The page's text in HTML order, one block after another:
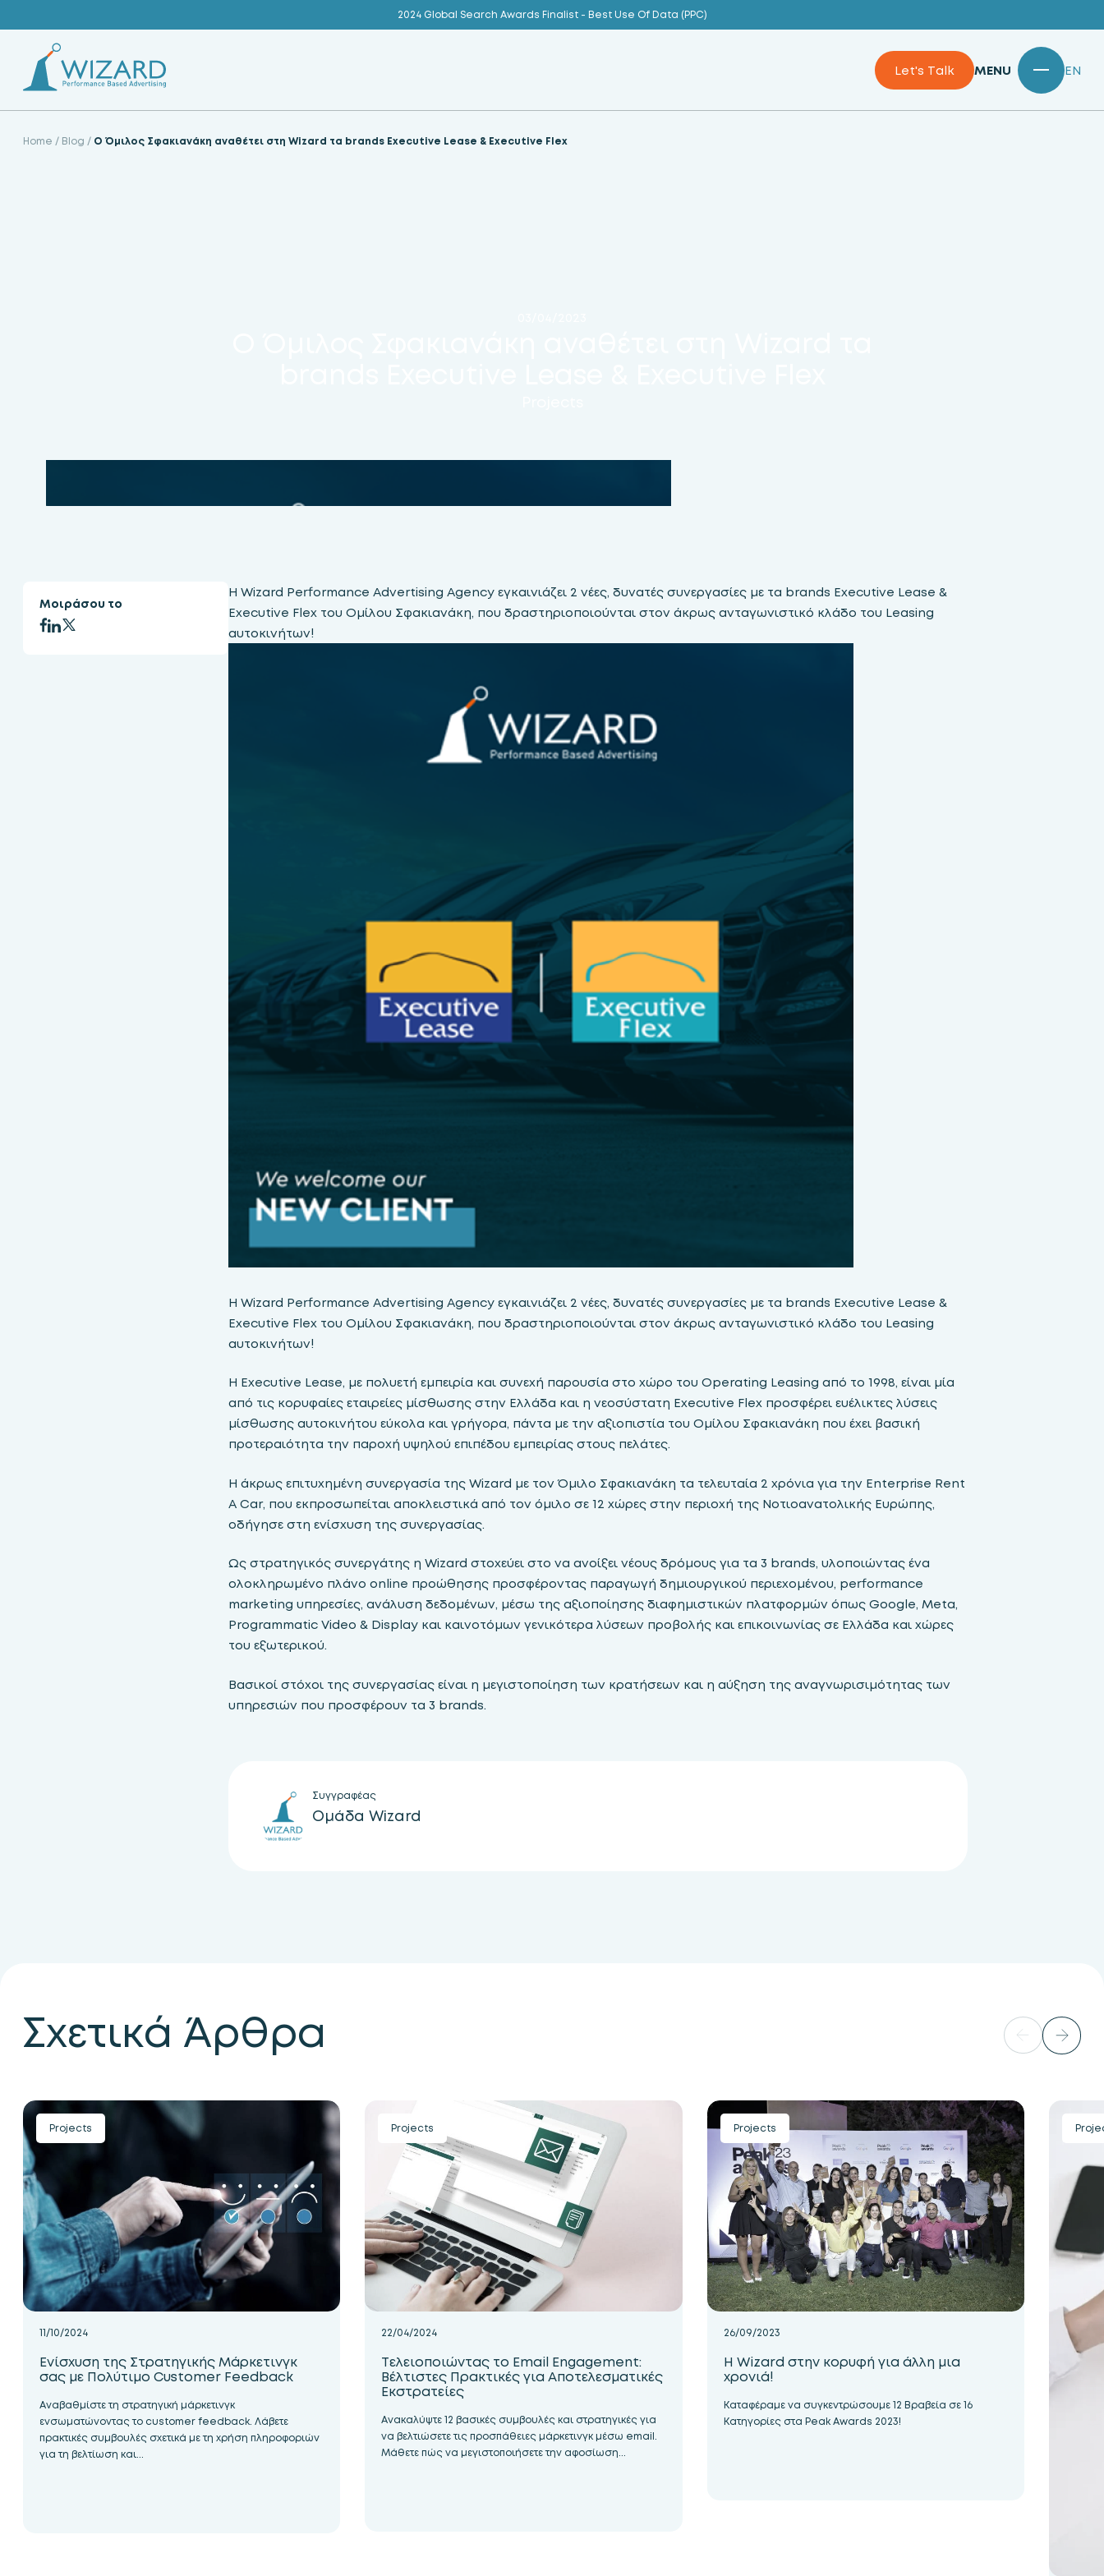
to
content
2024 Global Search Awards Finalist - Best Use Of Data (PPC)
Let's Talk MENU EN
Home / Blog / O Όμιλος Σφακιανάκη αναθέτει στη Wizard τα brands Executive Lease & Εxecutive Flex
Μοιράσου το
Η Wizard Performance Advertising Agency εγκαινιάζει 2 νέες, δυνατές συνεργασίες με τα brands Executive Lease &
Executive Flex του Ομίλου Σφακιανάκη, που δραστηριοποιούνται στον άκρως ανταγωνιστικό κλάδο του Leasing
αυτοκινήτων!
Η Wizard Performance Advertising Agency εγκαινιάζει 2 νέες, δυνατές συνεργασίες με τα brands Executive Lease &
Executive Flex του Ομίλου Σφακιανάκη, που δραστηριοποιούνται στον άκρως ανταγωνιστικό κλάδο του Leasing
αυτοκινήτων!
Η Executive Lease, με πολυετή εμπειρία και συνεχή παρουσία στο χώρο του Operating Leasing από το 1998, είναι μία
από τις κορυφαίες εταιρείες μίσθωσης στην Ελλάδα και η νεοσύστατη Executive Flex προσφέρει ευέλικτες λύσεις
μίσθωσης αυτοκινήτου εύκολα και γρήγορα, πάντα με την αξιοπιστία του Ομίλου Σφακιανάκη που έχει βασική
προτεραιότητα την παροχή υψηλού επιπέδου εμπειρίας στους πελάτες.
Η άκρως επιτυχημένη συνεργασία της Wizard με τον Όμιλο Σφακιανάκη τα τελευταία 2 χρόνια για την Enterprise Rent
A Car, που εκπροσωπείται αποκλειστικά από τον όμιλο σε 12 χώρες στην περιοχή της Νοτιοανατολικής Ευρώπης,
οδήγησε στη ενίσχυση της συνεργασίας.
Ως στρατηγικός συνεργάτης η Wizard στοχεύει στο να ανοίξει νέους δρόμους για τα 3 brands, υλοποιώντας ένα
ολοκληρωμένο πλάνο online προώθησης προσφέροντας παραγωγή δημιουργικού περιεχομένου, performance
marketing υπηρεσίες, ανάλυση δεδομένων, μέσω της αξιοποίησης διαφημιστικών πλατφορμών όπως Google, Μeta,
Programmatic Video & Display και καινοτόμων γενικότερα λύσεων προβολής και επικοινωνίας σε Ελλάδα και χώρες
του εξωτερικού.
Βασικοί στόχοι της συνεργασίας είναι η μεγιστοποίηση των κρατήσεων και η αύξηση της αναγνωρισιμότητας των
υπηρεσιών που προσφέρουν τα 3 brands.
Συγγραφέας
Ομάδα Wizard
Σχετικά Άρθρα
Projects
11/10/2024
Ενίσχυση της Στρατηγικής Μάρκετινγκ
σας με Πολύτιμο Customer Feedback
Αναβαθμίστε τη στρατηγική μάρκετινγκ
ενσωματώνοντας το customer feedback. Λάβετε
πρακτικές συμβουλές σχετικά με τη χρήση πληροφοριών
για τη βελτίωση και...
Projects
22/04/2024
Τελειοποιώντας το Email Engagement:
Βέλτιστες Πρακτικές για Αποτελεσματικές
Εκστρατείες
Ανακαλύψτε 12 βασικές συμβουλές και στρατηγικές για
να βελτιώσετε τις προσπάθειες μάρκετινγκ μέσω email.
Μάθετε πώς να μεγιστοποιήσετε την αφοσίωση...
Projects
26/09/2023
Η Wizard στην κορυφή για άλλη μια
χρονιά!
Καταφέραμε να συγκεντρώσουμε 12 Bραβεία σε 16
Κατηγορίες στα Peak Awards 2023!